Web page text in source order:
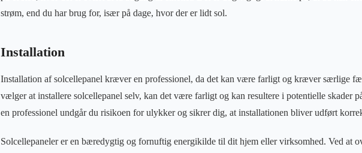
strøm, end du har brug for, især på dage, hvor der er lidt sol.
Installation
Installation af solcellepanel kræver en professionel, da det kan være farligt og kræver særlige
vælger at installere solcellepanel selv, kan det være farligt og kan resultere i potentielle skader
en professionel undgår du risikoen for ulykker og sikrer dig, at installationen bliver udført
Solcellepaneler er en bæredygtig og fornuftig energikilde til dit hjem eller virksomhed. Ved at